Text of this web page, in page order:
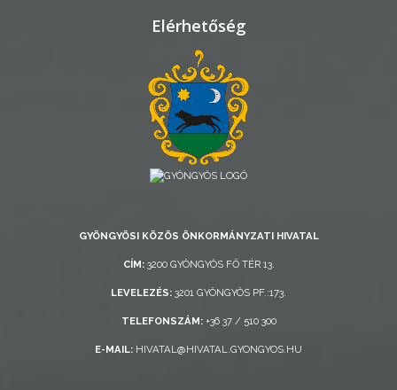
TESTÜLET
TÁJÉKOZTATÓK
Elérhetőség
GYÖNGYÖSI KÖZÖS ÖNKORMÁNYZATI HIVATAL
CÍM:3200 GYÖNGYÖS FŐ TÉR 13.
LEVELEZÉS: 3201 GYÖNGYÖS PF.:173.
TELEFONSZÁM:+36 37 / 510 300
E-MAIL: HIVATAL@HIVATAL.GYONGYOS.HU